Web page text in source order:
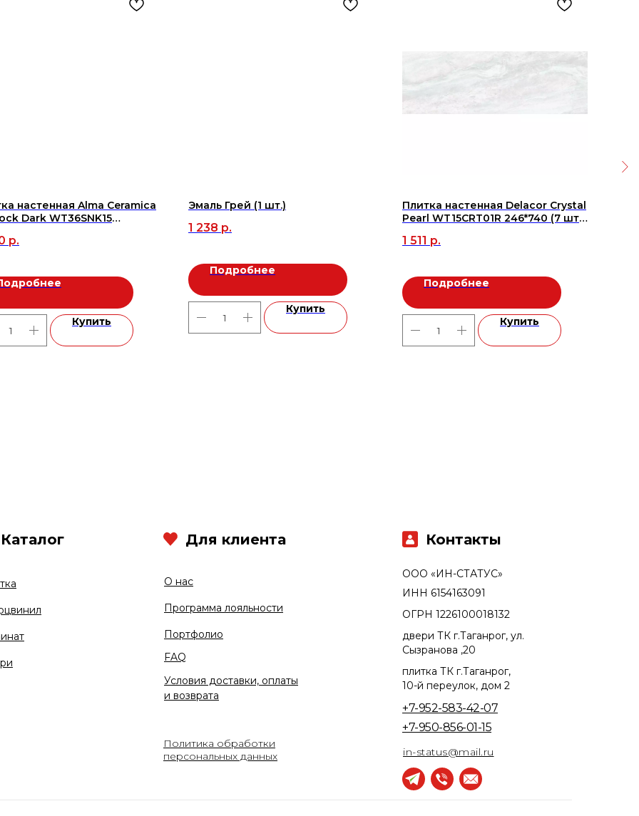
настенная Alma Ceramica
Dark WT36SNK15
р.
Купить
Эмаль Грей (1 шт.)
1 238 р.
Подробнее
Купить
Плитка настенная Delacor Crystal
Pearl WT15CRT01R 246*740 (7 шт
1 511 р.
Подробнее
Купить
Политика обработки
персональных данных
+7-950-856-01-15
+7-952-583-42-07
О нас
Программа лояльности
Портфолио
ООО «ИН-СТАТУС»
плитка ТК г.Таганрог,
10-й переулок, дом 2
двери ТК г.Таганрог, ул.
Сызранова ,20
ОГРН 1226100018132
ИНН 6154163091
Условия доставки, оплаты
и возврата
FAQ
Каталог
in-status@mail.ru
Контакты
Для клиента